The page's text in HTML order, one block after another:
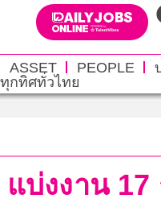
ASSET PEOPLE
ทุกทิศทั่วไทย
แบ่งงาน